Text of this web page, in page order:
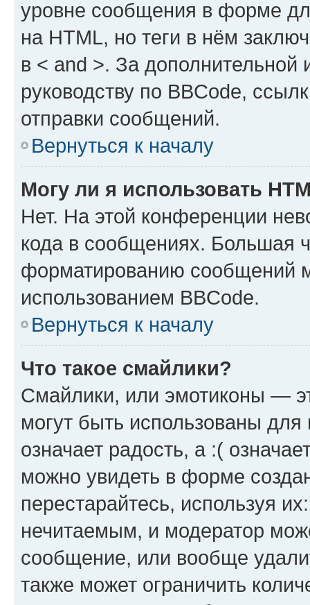
уровне сообщения в форме
на HTML, но теги в нём
в < and >. За
руководству по BBCode,
отправки сообщений.
Вернуться к началу
Могу ли я использовать
Нет. На этой конференции
кода в сообщениях. Большая
форматированию сообщений
использованием BBCode.
Вернуться к началу
Что такое смайлики?
Смайлики, или эмотиконы —
могут быть использованы
означает радость, а :(
можно увидеть в форме
перестарайтесь, используя
нечитаемым, и модератор
сообщение, или вообще
также может ограничить